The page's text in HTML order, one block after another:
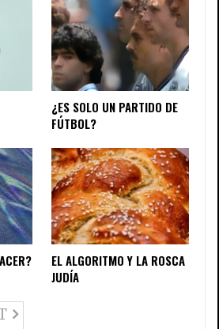
¿ES SOLO UN PARTIDO DE
FÚTBOL?
EL ALGORITMO Y LA ROSCA
JUDÍA